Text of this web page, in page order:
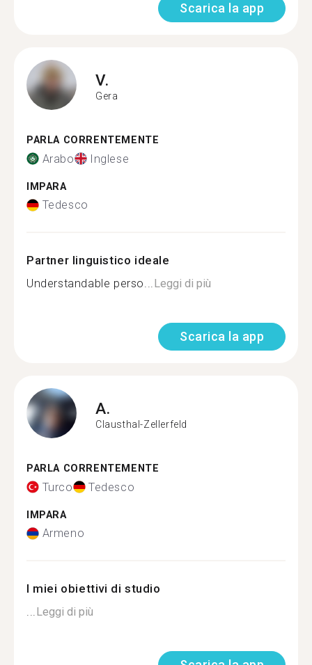
Scarica la app
V.
Gera
PARLA CORRENTEMENTE
Arabo Inglese
IMPARA
Tedesco
Partner linguistico ideale
Understandable perso...Leggi di più
Scarica la app
A.
Clausthal-Zellerfeld
PARLA CORRENTEMENTE
Turco Tedesco
IMPARA
Armeno
I miei obiettivi di studio
...Leggi di più